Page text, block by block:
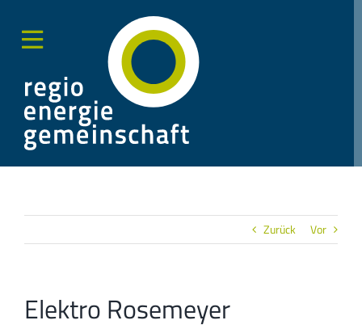
Inhalt
springen
Zurück Vor
Elektro Rosemeyer
Sliding